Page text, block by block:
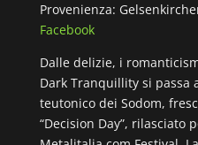
Provenienza:
Facebook
Dalle delizie, i
Dark Tranquillity si passa
teutonico dei Sodom,
“Decision Day”, rilasciato